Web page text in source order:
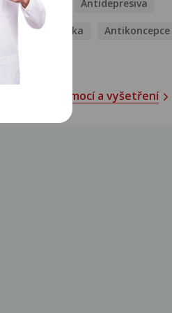
Antibiotika Antidepresiva
Antihistaminika Antikoncepce
Katalog nemocí a vyšetření